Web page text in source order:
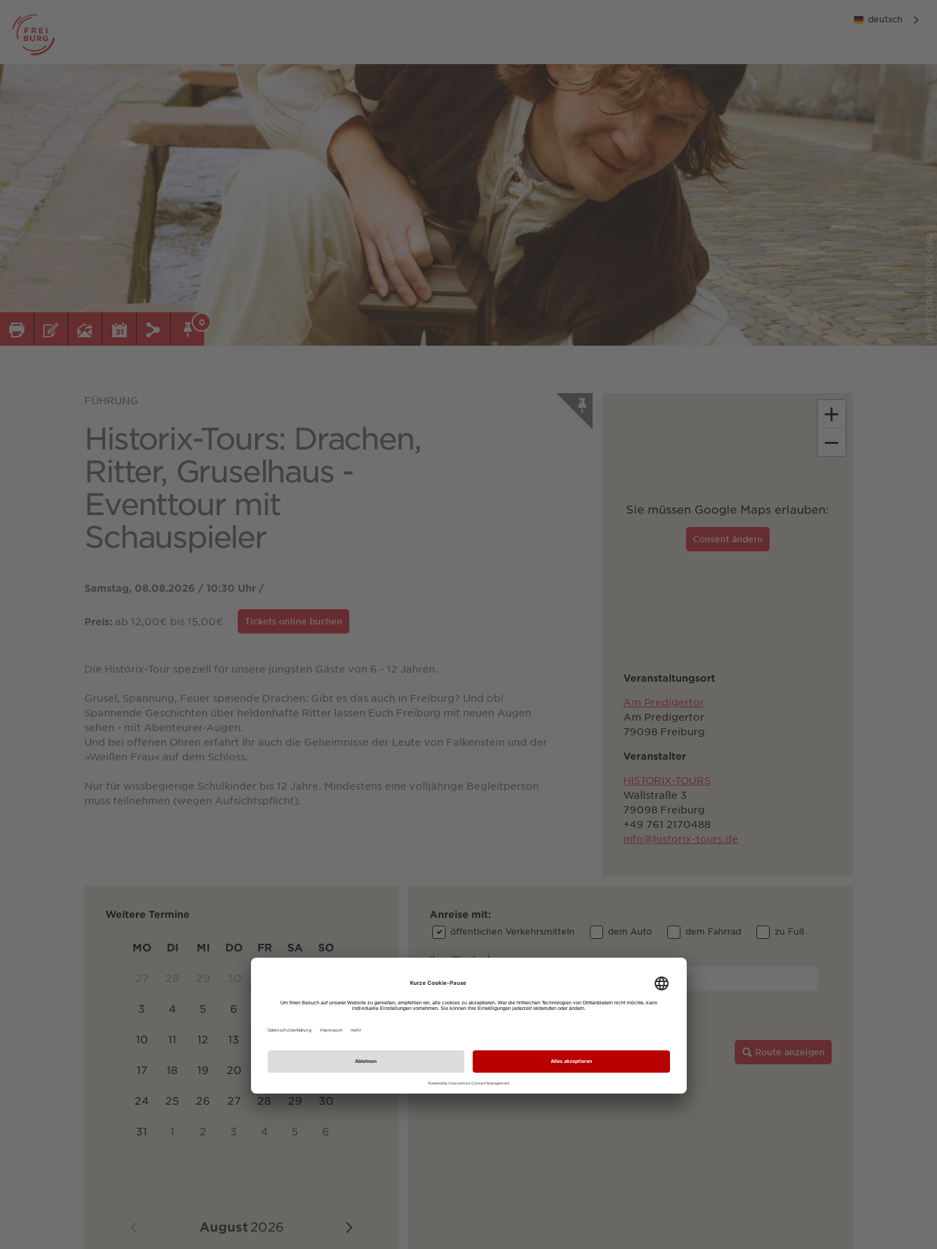
deutsch
© HISTORIX TOURS GbR
0
FÜHRUNG
Historix-Tours: Drachen,
Ritter, Gruselhaus -
Eventtour mit
Schauspieler
Samstag, 08.08.2026 / 10:30 Uhr /
Preis: ab 12,00€ bis 15,00€ Tickets online buchen
Die Historix-Tour speziell für unsere jüngsten Gäste von 6 - 12 Jahren.
Grusel, Spannung, Feuer speiende Drachen: Gibt es das auch in Freiburg? Und ob!
Spannende Geschichten über heldenhafte Ritter lassen Euch Freiburg mit neuen Augen
sehen - mit Abenteurer-Augen.
Und bei offenen Ohren erfahrt Ihr auch die Geheimnisse der Leute von Falkenstein und der
»Weißen Frau« auf dem Schloss.
Nur für wissbegierige Schulkinder bis 12 Jahre. Mindestens eine volljährige Begleitperson
muss teilnehmen (wegen Aufsichtspflicht).
Sie müssen Google Maps erlauben:
Consent ändern
+
−
Veranstaltungsort
Am Predigertor
Am Predigertor
79098 Freiburg
Veranstalter
HISTORIX-TOURS
Wallstraße 3
79098 Freiburg
+49 761 2170488
info@historix-tours.de
Weitere Termine
August 2026
MO DI MI DO FR SA SO
27 28 29 30
3 4 5 6 8 9
10 11 12 13
17 18 19 20 21 22 23
24 25 26 27 28 29 30
31 1 2 3 4 5 6
Anreise mit:
öffentlichen Verkehrsmitteln dem Auto dem Fahrrad zu Fuß
Ihre Startadresse
Ihre Zieladresse
Route anzeigen